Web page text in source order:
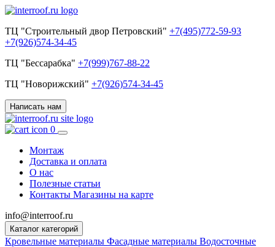
ТЦ "Строительный двор Петровский" +7(495)772-59-93
+7(926)574-34-45
ТЦ "Бессарабка" +7(999)767-88-22
ТЦ "Новорижский" +7(926)574-34-45
Написать нам
0
Монтаж
Доставка и оплата
О нас
Полезные статьи
Контакты Магазины на карте
info@interroof.ru
Каталог категорий
Кровельные материалы Фасадные материалы Водосточные